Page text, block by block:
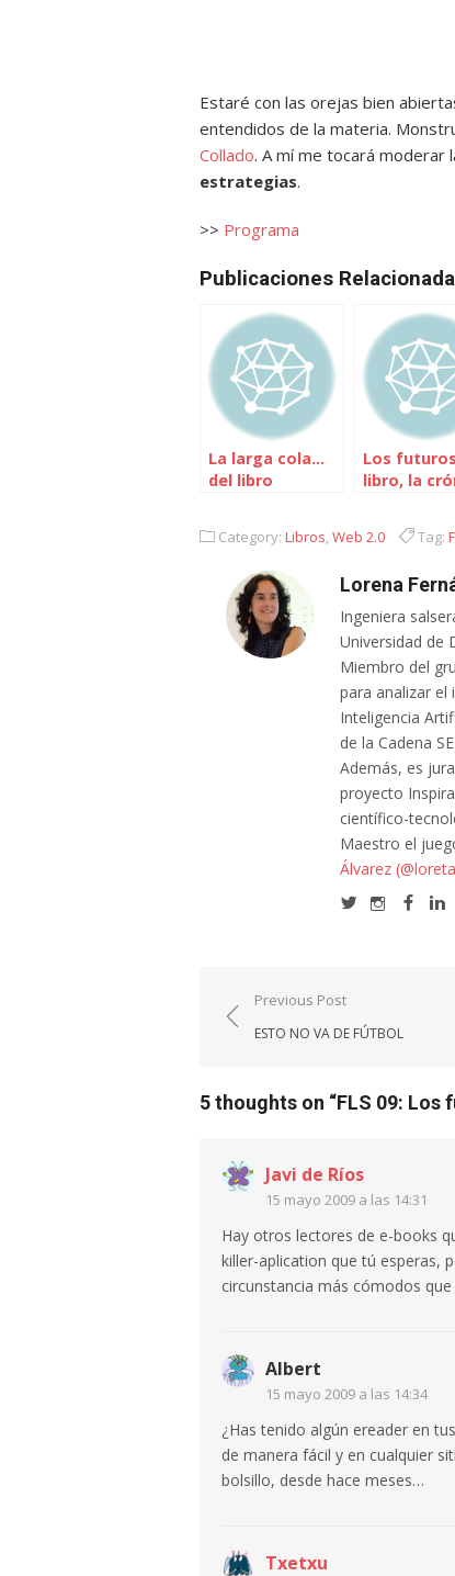
Estaré con las orejas bien
entendidos de la materia.
Collado. A mí me tocará moderar
estrategias.
>> Programa
Publicaciones
La larga cola…
del libro
Los
libro, la
Category: Libros,Web 2.0 Tag:
Lorena
Ingeniera
Universidad de
Miembro del
para analizar el
Inteligencia
de la Cadena
Además, es
proyecto
científico-
Maestro el
Álvarez
Navegación
de
Previous Post
ESTO NO VA DE FÚTBOL
5 thoughts on “FLS 09: Los
Javi de Ríos
15 mayo 2009 a las 14:31
Hay otros lectores de e-books
killer-aplication que tú esperas,
circunstancia más cómodos
Albert
15 mayo 2009 a las 14:34
¿Has tenido algún ereader en
de manera fácil y en cualquier
bolsillo, desde hace meses…
Txetxu